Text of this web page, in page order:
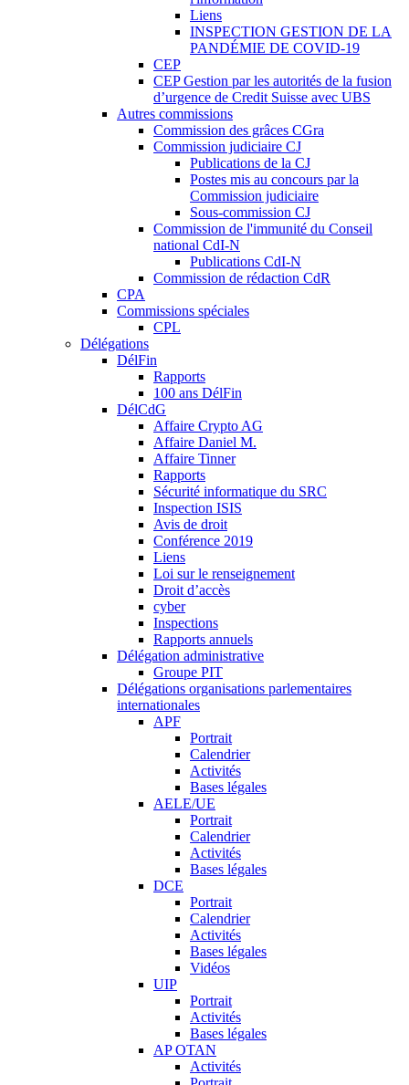
Liens
INSPECTION GESTION DE LA
PANDÉMIE DE COVID-19
CEP
CEP Gestion par les autorités de la fusion
d’urgence de Credit Suisse avec UBS
Autres commissions
Commission des grâces CGra
Commission judiciaire CJ
Publications de la CJ
Postes mis au concours par la
Commission judiciaire
Sous-commission CJ
Commission de l'immunité du Conseil
national CdI-N
Publications CdI-N
Commission de rédaction CdR
CPA
Commissions spéciales
CPL
Délégations
DélFin
Rapports
100 ans DélFin
DélCdG
Affaire Crypto AG
Affaire Daniel M.
Affaire Tinner
Rapports
Sécurité informatique du SRC
Inspection ISIS
Avis de droit
Conférence 2019
Liens
Loi sur le renseignement
Droit d’accès
cyber
Inspections
Rapports annuels
Délégation administrative
Groupe PIT
Délégations organisations parlementaires
internationales
APF
Portrait
Calendrier
Activités
Bases légales
AELE/UE
Portrait
Calendrier
Activités
Bases légales
DCE
Portrait
Calendrier
Activités
Bases légales
Vidéos
UIP
Portrait
Activités
Bases légales
AP OTAN
Activités